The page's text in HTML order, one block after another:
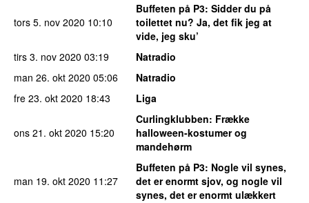
tors 5. nov 2020 10:10
Buffeten på P3: Sidder du på
toilettet nu? Ja, det fik jeg at
vide, jeg sku’
tirs 3. nov 2020 03:19
Natradio
man 26. okt 2020 05:06
Natradio
fre 23. okt 2020 18:43 Liga
ons 21. okt 2020 15:20
Curlingklubben: Frække
halloween-kostumer og
mandehørm
man 19. okt 2020 11:27
Buffeten på P3: Nogle vil synes,
det er enormt sjov, og nogle vil
synes, det er enormt ulækkert